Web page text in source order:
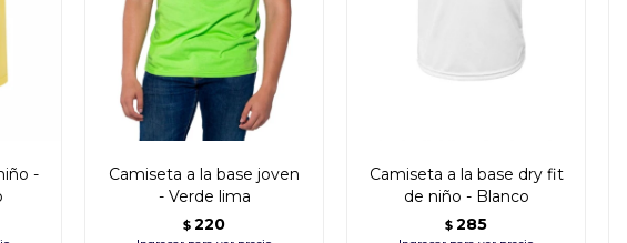
-
Camiseta a la base joven
- Verde lima
$ 220
Camiseta a la base dry fit
de niño - Blanco
$ 285